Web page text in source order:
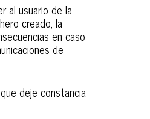
al usuario de la
creado, la
en caso
de
deje constancia